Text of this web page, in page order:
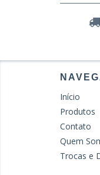
Início
Produtos
Contato
Quem
Trocas e